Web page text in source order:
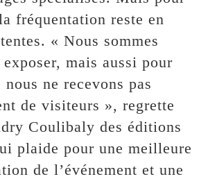
fréquentation reste en
« Nous sommes
mais aussi pour
ne recevons pas
de visiteurs », regrette
Coulibaly des éditions
plaide pour une meilleure
de l’événement et une